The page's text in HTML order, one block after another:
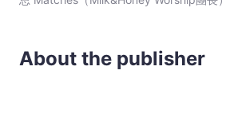
About the publisher